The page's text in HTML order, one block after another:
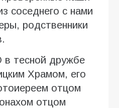
соседнего с нами
родственники
тесной дружбе
Храмом, его
отцом
отцом